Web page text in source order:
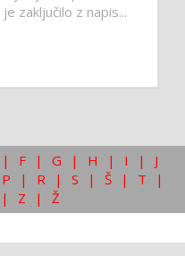
zaključilo z napis...
| F | G | H | I |
J
P | R | S | Š | T
|
| Z | Ž